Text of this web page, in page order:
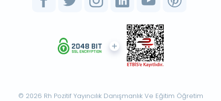
© 2026 Rh Pozitif Yayıncılık Danışmanlık Ve Eğitim Öğretim